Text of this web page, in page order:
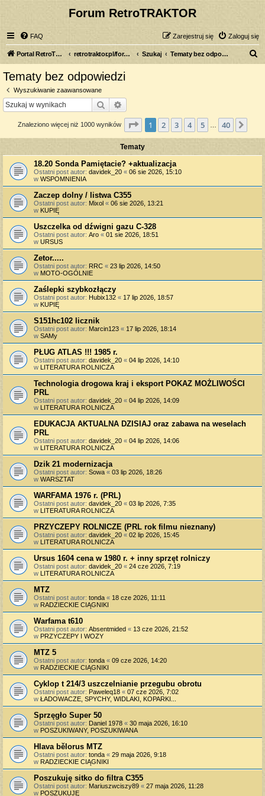
Forum RetroTRAKTOR
FAQ Zaloguj się
Zarejestruj się
Portal RetroTRAKTOR.pl retrotraktor.pl/forum Szukaj Tematy bez odpowiedzi
Tematy bez odpowiedzi
Wyszukiwanie zaawansowane
Szukaj
Znaleziono więcej niż 1000 wyników Strona z40
1 2 3 4 5 40
Tematy
18.20 Sonda Pamiętacie? +aktualizacja
Ostatni post autor: davidek_20 « 06 sie 2026, 15:10
w WSPOMNIENIA
Zaczep dolny / listwa C355
Ostatni post autor: Mixol « 06 sie 2026, 13:21
w KUPIĘ
Uszczelka od dźwigni gazu C-328
Ostatni post autor: Aro « 01 sie 2026, 18:51
w URSUS
Zetor.....
Ostatni post autor: RRC « 23 lip 2026, 14:50
w MOTO-OGÓLNIE
Zaślepki szybkozłączy
Ostatni post autor: Hubix132 « 17 lip 2026, 18:57
w KUPIĘ
S151hc102 licznik
Ostatni post autor: Marcin123 « 17 lip 2026, 18:14
w SAMy
PŁUG ATLAS !!! 1985 r.
Ostatni post autor: davidek_20 « 04 lip 2026, 14:10
w LITERATURA ROLNICZA
Technologia drogowa kraj i eksport POKAZ MOŻLIWOŚCI
PRL
Ostatni post autor: davidek_20 « 04 lip 2026, 14:09
w LITERATURA ROLNICZA
EDUKACJA AKTUALNA DZISIAJ oraz zabawa na weselach
PRL
Ostatni post autor: davidek_20 « 04 lip 2026, 14:06
w LITERATURA ROLNICZA
Dzik 21 modernizacja
Ostatni post autor: Sowa « 03 lip 2026, 18:26
w WARSZTAT
WARFAMA 1976 r. (PRL)
Ostatni post autor: davidek_20 « 03 lip 2026, 7:35
w LITERATURA ROLNICZA
PRZYCZEPY ROLNICZE (PRL rok filmu nieznany)
Ostatni post autor: davidek_20 « 02 lip 2026, 15:45
w LITERATURA ROLNICZA
Ursus 1604 cena w 1980 r. + inny sprzęt rolniczy
Ostatni post autor: davidek_20 « 24 cze 2026, 7:19
w LITERATURA ROLNICZA
MTZ
Ostatni post autor: tonda « 18 cze 2026, 11:11
w RADZIECKIE CIĄGNIKI
Warfama t610
Ostatni post autor: Absentmided « 13 cze 2026, 21:52
w PRZYCZEPY I WOZY
MTZ 5
Ostatni post autor: tonda « 09 cze 2026, 14:20
w RADZIECKIE CIĄGNIKI
Cyklop t 214/3 uszczelnianie przegubu obrotu
Ostatni post autor: Paweleq18 « 07 cze 2026, 7:02
w ŁADOWACZE, SPYCHY, WIDLAKI, KOPARKI...
Sprzęgło Super 50
Ostatni post autor: Daniel 1978 « 30 maja 2026, 16:10
w POSZUKIWANY, POSZUKIWANA
Hlava bělorus MTZ
Ostatni post autor: tonda « 29 maja 2026, 9:18
w RADZIECKIE CIĄGNIKI
Poszukuję sitko do filtra C355
Ostatni post autor: Mariuszwciszy89 « 27 maja 2026, 11:28
w POSZUKUJĘ